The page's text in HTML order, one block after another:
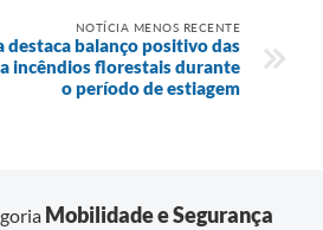
NOTÍCIA MENOS RECENTE
destaca balanço positivo das
incêndios florestais durante
o período de estiagem
Mobilidade e Segurança